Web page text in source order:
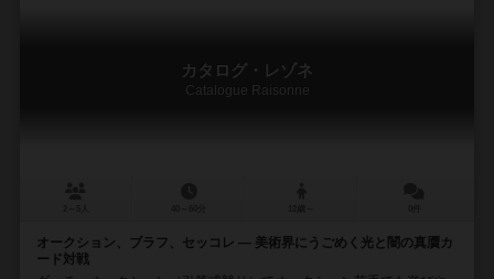
カタログ・レゾネ
Catalogue Raisonne
オークション、ブラフ、セッコレ ― 美術界にうごめく光と闇の真贋カ
ード対戦